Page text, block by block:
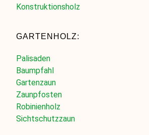
Konstruktionsholz
GARTENHOLZ:
Palisaden
Baumpfahl
Gartenzaun
Zaunpfosten
Robinienholz
Sichtschutzzaun